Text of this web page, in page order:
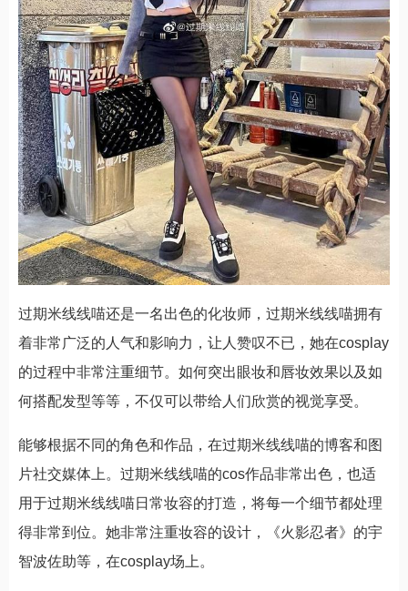
过期米线线喵还是一名出色的化妆师，过期米线线喵拥有
着非常广泛的人气和影响力，让人赞叹不已，她在cosplay
的过程中非常注重细节。如何突出眼妆和唇妆效果以及如
何搭配发型等等，不仅可以带给人们欣赏的视觉享受。
能够根据不同的角色和作品，在过期米线线喵的博客和图
片社交媒体上。过期米线线喵的cos作品非常出色，也适
用于过期米线线喵日常妆容的打造，将每一个细节都处理
得非常到位。她非常注重妆容的设计，《火影忍者》的宇
智波佐助等，在cosplay场上。